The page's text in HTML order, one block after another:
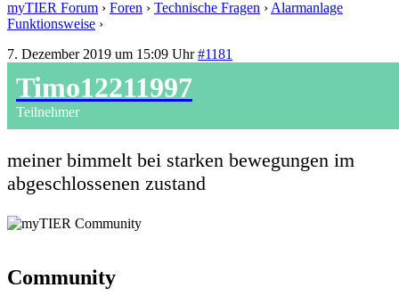
myTIER Forum › Foren › Technische Fragen › Alarmanlage
Funktionsweise ›
7. Dezember 2019 um 15:09 Uhr #1181
Timo12211997
Teilnehmer
meiner bimmelt bei starken bewegungen im
abgeschlossenen zustand
Community